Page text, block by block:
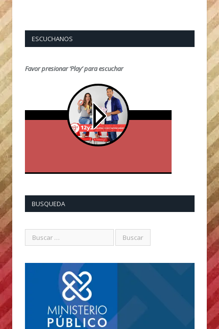
ESCUCHANOS
Favor presionar ‘Play’ para escuchar
BUSQUEDA